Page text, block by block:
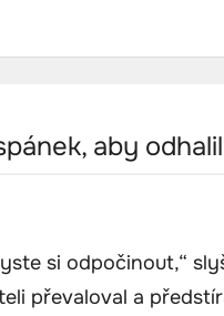
aby
si odpočinout,“
převaloval a